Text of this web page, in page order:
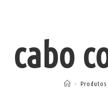
cabo
> Produtos